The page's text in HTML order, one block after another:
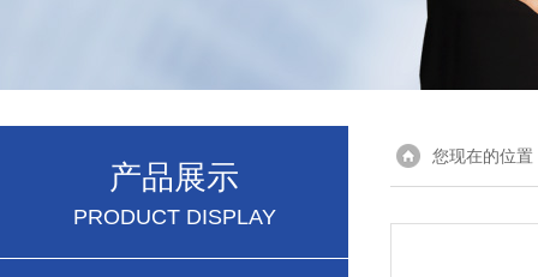
产品展示
PRODUCT DISPLAY
您现在的位置